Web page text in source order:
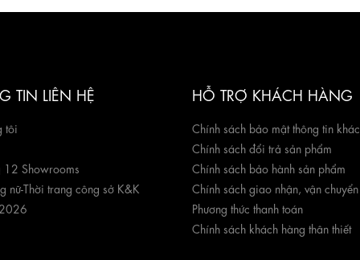
TIN LIÊN HỆ
tôi
12 Showrooms
nữ-Thời trang công sở K&K
HỖ TRỢ KHÁCH HÀNG
Chính sách bảo mật thông tin
Chính sách đổi trả sản phẩm
Chính sách bảo hành sản phẩm
Chính sách giao nhận, vận chuyển
Phương thức thanh toán
Chính sách khách hàng thân thiết